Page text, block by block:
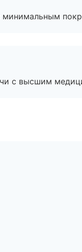
минимальным
с высшим